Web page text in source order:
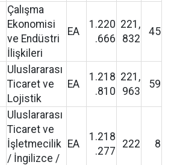
Çalışma
Ekonomisi
ve Endüstri
İlişkileri
EA
1.220
.666
221,
832
45
Uluslararası
Ticaret ve
Lojistik
EA
1.218
.810
221,
963
59
Uluslararası
Ticaret ve
İşletmecilik
/ İngilizce /
EA
1.218
.277
222 8